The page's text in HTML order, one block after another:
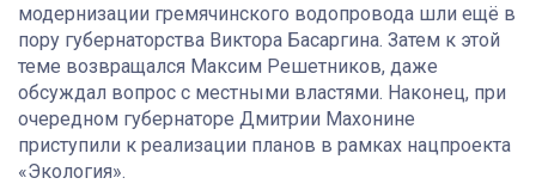
модернизации гремячинского водопровода шли ещё в
пору губернаторства Виктора Басаргина. Затем к этой
теме возвращался Максим Решетников, даже
обсуждал вопрос с местными властями. Наконец, при
очередном губернаторе Дмитрии Махонине
приступили к реализации планов в рамках нацпроекта
«Экология».